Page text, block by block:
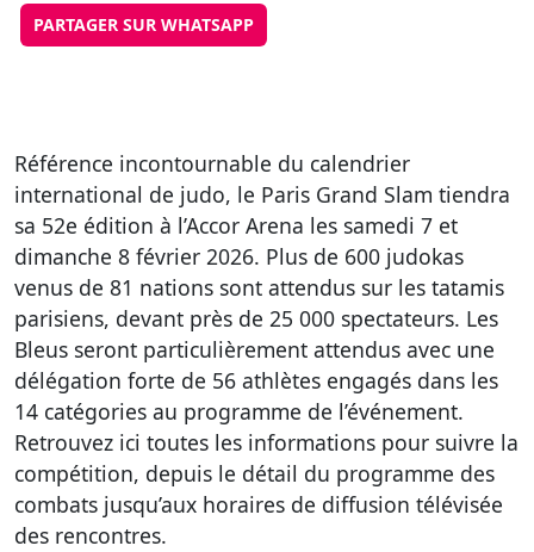
PARTAGER SUR WHATSAPP
Référence incontournable du calendrier
international de judo, le Paris Grand Slam tiendra
sa 52e édition à l’Accor Arena les samedi 7 et
dimanche 8 février 2026. Plus de 600 judokas
venus de 81 nations sont attendus sur les tatamis
parisiens, devant près de 25 000 spectateurs. Les
Bleus seront particulièrement attendus avec une
délégation forte de 56 athlètes engagés dans les
14 catégories au programme de l’événement.
Retrouvez ici toutes les informations pour suivre la
compétition, depuis le détail du programme des
combats jusqu’aux horaires de diffusion télévisée
des rencontres.